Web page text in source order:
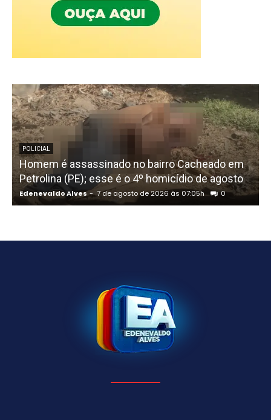
POLICIAL
Homem é assassinado no bairro Cacheado em
Petrolina (PE); esse é o 4º homicídio de agosto
Edenevaldo Alves - 7 de agosto de 2026 às 07:05h 0